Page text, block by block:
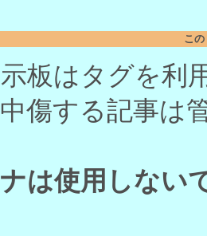
こ
板はタグを利
傷する記事は
は使用しない